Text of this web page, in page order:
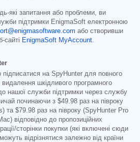
які запитання або проблеми, ви
підтримки EnigmaSoft електронною
або створивши
сайті EnigmaSoft MyAccount
на SpyHunter для повного
шкідливого програмного
нашої служби підтримки через службу
починаючи з $49.98 раз на півроку
та $79.98 раз на півроку (SpyHunter Pro
відповідно до пропозиційних
сторінки покупки (які включені сюди
відрізнятися залежно від країни